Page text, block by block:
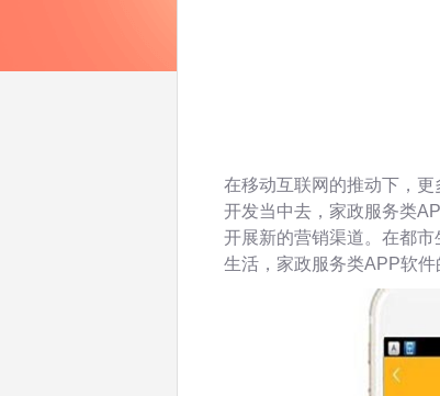
在移动互联网的推动下，
开发当中去，家政服务类
开展新的营销渠道。在都
生活，家政服务类APP软件